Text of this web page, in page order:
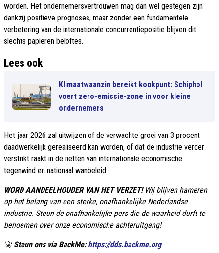
worden. Het ondernemersvertrouwen mag dan wel gestegen zijn
dankzij positieve prognoses, maar zonder een fundamentele
verbetering van de internationale concurrentiepositie blijven dit
slechts papieren beloftes.
Lees ook
Klimaatwaanzin bereikt kookpunt: Schiphol
voert zero-emissie-zone in voor kleine
ondernemers
Het jaar 2026 zal uitwijzen of de verwachte groei van 3 procent
daadwerkelijk gerealiseerd kan worden, of dat de industrie verder
verstrikt raakt in de netten van internationale economische
tegenwind en nationaal wanbeleid.
WORD AANDEELHOUDER VAN HET VERZET!Wij blijven hameren
op het belang van een sterke, onafhankelijke Nederlandse
industrie. Steun de onafhankelijke pers die de waarheid durft te
benoemen over onze economische achteruitgang!
🚀 Steun ons via BackMe:https://dds.backme.org